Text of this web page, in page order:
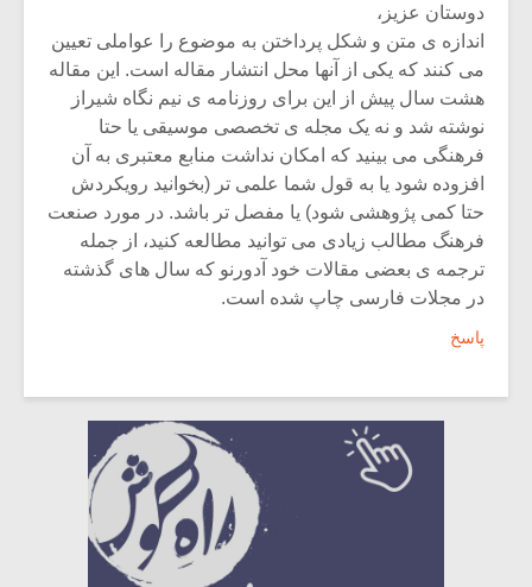
دوستان عزیز،
اندازه ی متن و شکل پرداختن به موضوع را عواملی تعیین
می کنند که یکی از آنها محل انتشار مقاله است. این مقاله
هشت سال پیش از این برای روزنامه ی نیم نگاه شیراز
نوشته شد و نه یک مجله ی تخصصی موسیقی یا حتا
فرهنگی می بینید که امکان نداشت منابع معتبری به آن
افزوده شود یا به قول شما علمی تر (بخوانید رویکردش
حتا کمی پژوهشی شود) یا مفصل تر باشد. در مورد صنعت
فرهنگ مطالب زیادی می توانید مطالعه کنید، از جمله
ترجمه ی بعضی مقالات خود آدورنو که سال های گذشته
در مجلات فارسی چاپ شده است.
پاسخ